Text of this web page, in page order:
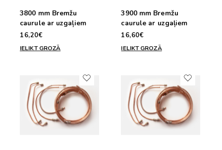
3800 mm Bremžu
caurule ar uzgaļiem
16,20€
IELIKT GROZĀ
3900 mm Bremžu
caurule ar uzgaļiem
16,60€
IELIKT GROZĀ